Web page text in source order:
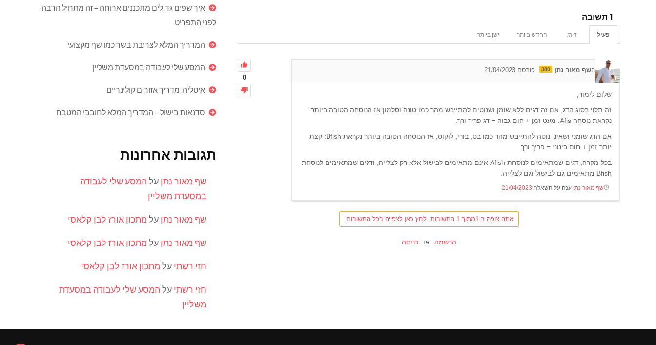
1 תשובה
פעיל דירג החדש ביותר ישן ביותר
0
שף מאור נתן 380 פורסם 21/04/2023 0תגובה
שלום לימור,
זה תלוי בסוג הדג, אם זה דגים ללא שומן ושנוטים להתייבש מהר כמו טונה וסלמון אז הנוסחה הטובה ביותר
נקראת נוסחה Afis: מעט זמן + חום גבוה = דג פריך ורך.
אם הדג שומני ושאינו נוטה להתייבש מהר כמו בס, בורי, לוקוס, אז הנוסחה הטובה ביותר נקראת Bfish: קצת
יותר זמן + חום בינוני = פריך ורך.
בכל מקרה, דגים שמתאימים לנוסחת Afish אינם מתאימים לבישול אלא רק לצלייה, ודגים שמתאימים לנוסחת
Bfish מתאימים גם לבישול וגם לצלייה.
שף מאור נתן ענה על השאלה 21/04/2023
אתה צופה ב 1מתוך 1 התשובות, לחץ כאן לצפייה בכל התשובות.
הרשמה או כניסה
איך שפים גדולים מתכננים ארוחה – זה מתחיל הרבה
לפני התפריט
המדריך המלא לצריבת בשר כמו שף מקצועי
המסע שלי לעבודה במסעדת משליין
איטליה: מדריך אזורים קולינריים
סדנאות בישול – המדריך המלא לחובבי המטבח
תגובות אחרונות
שף מאור נתן על המסע שלי לעבודה
במסעדת משליין
שף מאור נתן על מתכון אורז לבן קלאסי
שף מאור נתן על מתכון אורז לבן קלאסי
חזי רשתי על מתכון אורז לבן קלאסי
חזי רשתי על המסע שלי לעבודה במסעדת
משליין